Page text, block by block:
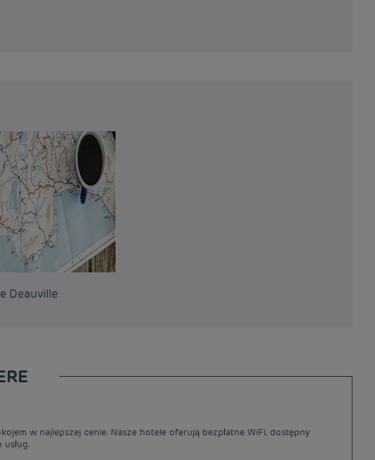
Deauville
w najlepszej cenie. Nasze hotele oferują bezpłatne WiFi, dostępny